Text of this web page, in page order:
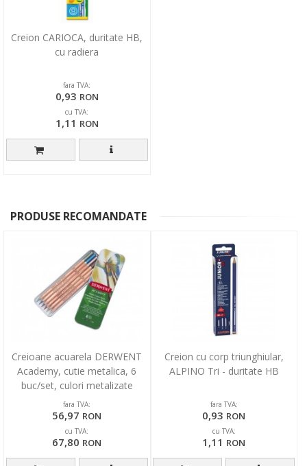
Creion CARIOCA, duritate HB,
cu radiera
fara TVA:
0,93 RON
cu TVA:
1,11 RON
PRODUSE RECOMANDATE
Creioane acuarela DERWENT
Academy, cutie metalica, 6
buc/set, culori metalizate
fara TVA:
56,97 RON
cu TVA:
67,80 RON
Creion cu corp triunghiular,
ALPINO Tri - duritate HB
fara TVA:
0,93 RON
cu TVA:
1,11 RON